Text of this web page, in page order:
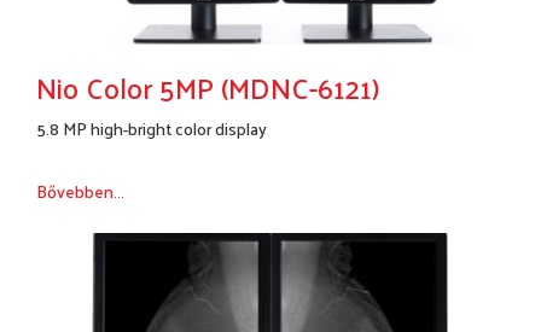
Nio Color 5MP (MDNC-6121)
5.8 MP high-bright color display
Bővebben...